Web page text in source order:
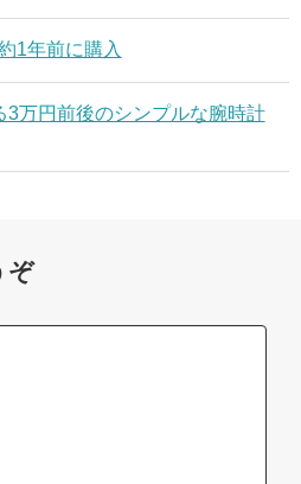
1年前に購入
3万円前後のシンプルな腕時計
ぞ